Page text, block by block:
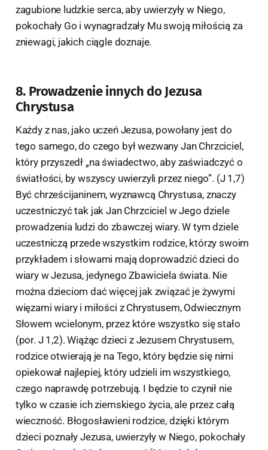
zagubione ludzkie serca, aby uwierzyły w Niego,
pokochały Go i wynagradzały Mu swoją miłością za
zniewagi, jakich ciągle doznaje.
8. Prowadzenie innych do Jezusa
Chrystusa
Każdy z nas, jako uczeń Jezusa, powołany jest do
tego samego, do czego był wezwany Jan Chrzciciel,
który przyszedł „na świadectwo, aby zaświadczyć o
światłości, by wszyscy uwierzyli przez niego”. (J 1,7)
Być chrześcijaninem, wyznawcą Chrystusa, znaczy
uczestniczyć tak jak Jan Chrzciciel w Jego dziele
prowadzenia ludzi do zbawczej wiary. W tym dziele
uczestniczą przede wszystkim rodzice, którzy swoim
przykładem i słowami mają doprowadzić dzieci do
wiary w Jezusa, jedynego Zbawiciela świata. Nie
można dzieciom dać więcej jak związać je żywymi
więzami wiary i miłości z Chrystusem, Odwiecznym
Słowem wcielonym, przez które wszystko się stało
(por. J 1,2). Wiążąc dzieci z Jezusem Chrystusem,
rodzice otwierają je na Tego, który będzie się nimi
opiekował najlepiej, który udzieli im wszystkiego,
czego naprawdę potrzebują. I będzie to czynił nie
tylko w czasie ich ziemskiego życia, ale przez całą
wieczność. Błogosławieni rodzice, dzięki którym
dzieci poznały Jezusa, uwierzyły w Niego, pokochały